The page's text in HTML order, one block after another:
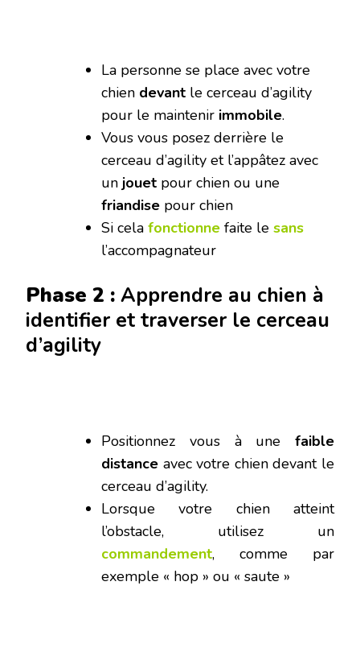
La personne se place avec votre
chien devant le cerceau d’agility
pour le maintenir immobile.
Vous vous posez derrière le
cerceau d’agility et l’appâtez avec
un jouet pour chien ou une
friandise pour chien
Si cela fonctionne faite le sans
l’accompagnateur
Phase 2 : Apprendre au chien à
identifier et traverser le cerceau
d’agility
Positionnez vous à une faible
distance avec votre chien devant le
cerceau d’agility.
Lorsque votre chien atteint
l’obstacle, utilisez un
commandement, comme par
exemple « hop » ou « saute »